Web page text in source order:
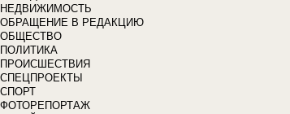
НЕДВИЖИМОСТЬ
ОБРАЩЕНИЕ В РЕДАКЦИЮ
ОБЩЕСТВО
ПОЛИТИКА
ПРОИСШЕСТВИЯ
СПЕЦПРОЕКТЫ
СПОРТ
ФОТОРЕПОРТАЖ